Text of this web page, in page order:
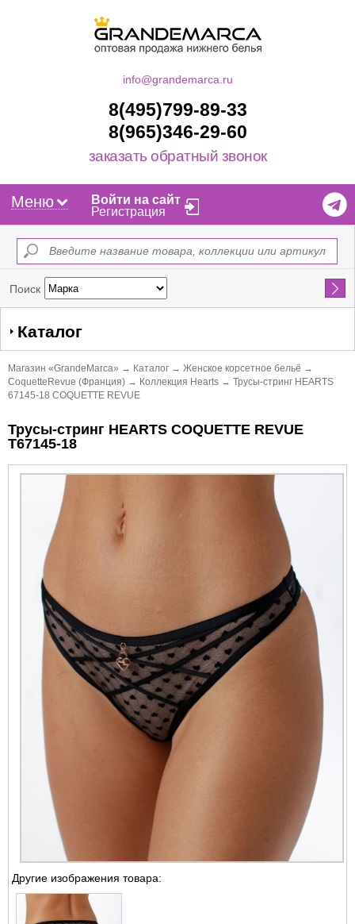
info@grandemarca.ru
8(495)799-89-33
8(965)346-29-60
заказать обратный звонок
Меню
Войти на сайт
Регистрация
Поиск Найти
Каталог
Магазин «GrandeMarca» → Каталог → Женское корсетное бельё →
CoquetteRevue (Франция) → Коллекция Hearts → Трусы-стринг HEARTS
67145-18 COQUETTE REVUE
Трусы-стринг HEARTS COQUETTE REVUE
Т67145-18
Другие изображения товара: